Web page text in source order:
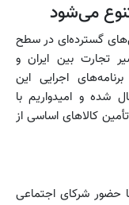
می‌شود
گسترده‌ای در سطح
تجارت بین ایران و
اجرایی این
دنبال شده و امیدواریم با
کالاهای اساسی از
حضور شرکای اجتماعی